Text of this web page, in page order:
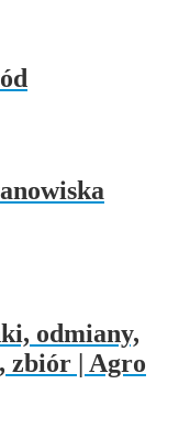
odmiany,
zbiór | Agro